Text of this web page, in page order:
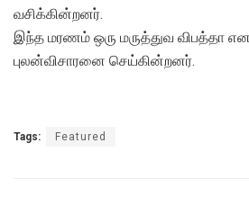
வசிக்கின்றனர்.
இந்த மரணம் ஒரு மருத்துவ விபத்தா
புலன்விசாரனை செய்கின்றனர்.
Tags: Featured